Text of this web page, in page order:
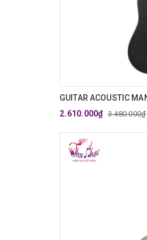
GUITAR ACOUSTIC
2.610.000₫ 3.480.000₫